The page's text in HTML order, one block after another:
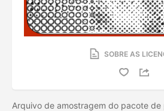
SOBRE AS
Arquivo de amostragem do pacote de